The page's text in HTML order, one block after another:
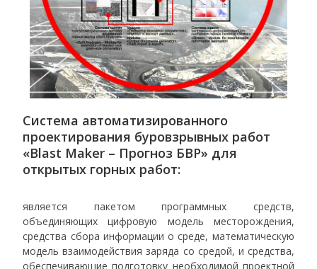
Система автоматизированного
проектирования буровзрывных работ
«Blast Maker – Прогноз БВР» для
открытых горных работ:
является пакетом программных средств,
объединяющих цифровую модель месторождения,
средства сбора информации о среде, математическую
модель взаимодействия заряда со средой, и средства,
обеспечивающие подготовку необходимой проектной